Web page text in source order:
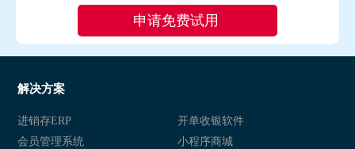
解决方案
进销存ERP
开单收银软件
会员管理系统
小程序商城